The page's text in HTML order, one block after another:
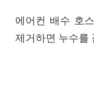
에어컨 배수 호
제거하면 누수를